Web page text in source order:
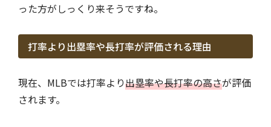
った方がしっくり来そうですね。
打率より出塁率や長打率が評価される理由
現在、MLBでは打率より出塁率や長打率の高さが評価
されます。